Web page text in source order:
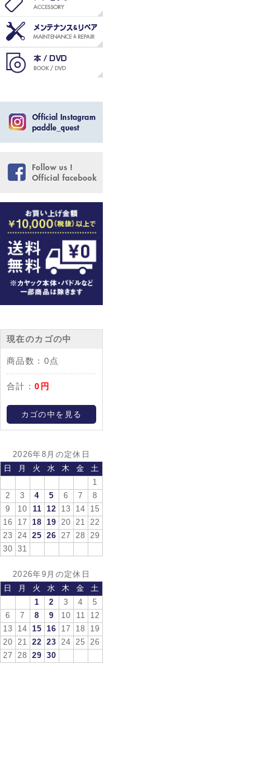
現在のカゴの中
商品数： 0点
合計：0円
カゴの中を見る
2026年8月の定休日
日
月 火 水 木 金
土
1
2
3 4 5 6 7
8
9
10 11 12 13 14
15
16
17 18 19 20 21
22
23
24 25 26 27 28
29
30
31
2026年9月の定休日
日
月 火 水 木 金
土
1
2 3 4
5
6
7 8 9 10 11
12
13
14 15 16 17 18
19
20
21 22 23 24 25
26
27
28 29 30